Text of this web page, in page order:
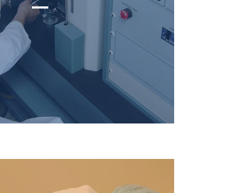
五金、建筑、
纸器加工